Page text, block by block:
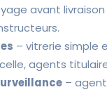
avant livraison
– vitrerie simple
agents
–